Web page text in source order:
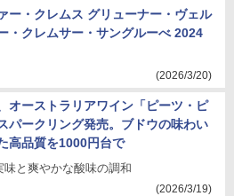
ー・クレムス グリューナー・ヴェル
・クレムサー・サングルーべ 2024
(2026/3/20)
オーストラリアワイン「ピーツ・ピ
パークリング発売。ブドウの味わい
高品質を1000円台で
味と爽やかな酸味の調和
(2026/3/19)